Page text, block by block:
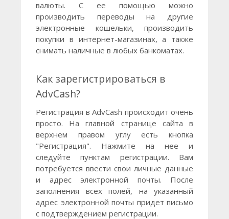
валюты. С ее помощью можно
производить переводы на другие
электронные кошельки, производить
покупки в интернет-магазинах, а также
снимать наличные в любых банкоматах.
Как зарегистрироваться в
AdvCash?
Регистрация в AdvCash происходит очень
просто. На главной странице сайта в
верхнем правом углу есть кнопка
"Регистрация". Нажмите на нее и
следуйте пунктам регистрации. Вам
потребуется ввести свои личные данные
и адрес электронной почты. После
заполнения всех полей, на указанный
адрес электронной почты придет письмо
с подтверждением регистрации.